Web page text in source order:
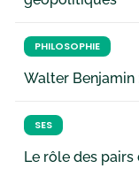
PHILOSOPHIE
Walter
SES
Le rôle des pairs